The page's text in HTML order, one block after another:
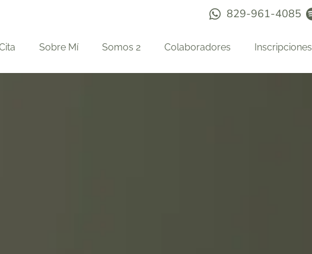
829-961-4085
Sobre Mí Somos 2 Colaboradores Inscripciones